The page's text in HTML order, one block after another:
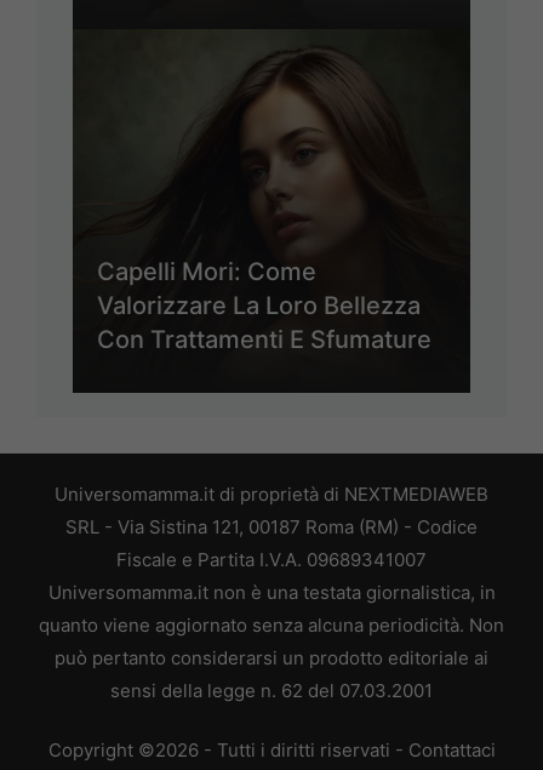
Capelli Mori: Come
Valorizzare La Loro Bellezza
Con Trattamenti E Sfumature
Universomamma.it di proprietà di NEXTMEDIAWEB
SRL - Via Sistina 121, 00187 Roma (RM) - Codice
Fiscale e Partita I.V.A. 09689341007
Universomamma.it non è una testata giornalistica, in
quanto viene aggiornato senza alcuna periodicità. Non
può pertanto considerarsi un prodotto editoriale ai
sensi della legge n. 62 del 07.03.2001
Copyright ©2026 - Tutti i diritti riservati - Contattaci